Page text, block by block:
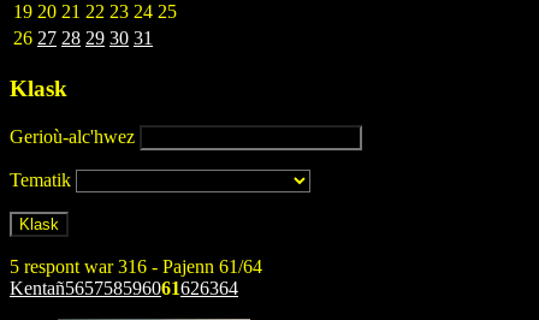
19 20 21 22 23 24 25
26 27 28 29 30 31
Klask
Gerioù-alc'hwez
Tematik
5 respont war 316 - Pajenn 61/64
Kentañ565758596061626364